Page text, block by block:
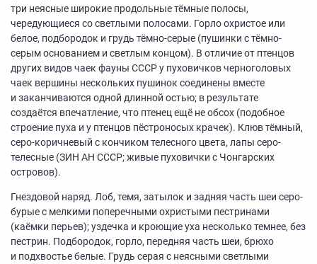
три неясные широкие продольные тёмные полосы,
чередующиеся со светлыми полосами. Горло охристое или
белое, подбородок и грудь тёмно-серые (пушинки с тёмно-
серым основанием и светлым концом). В отличие от птенцов
других видов чаек фауны СССР у пуховичков черноголовых
чаек вершины нескольких пушинок соединены вместе
и заканчиваются одной длинной остью; в результате
создаётся впечатление, что птенец ещё не обсох (подобное
строение пуха и у птенцов пёстроносых крачек). Клюв тёмный,
серо-коричневый с кончиком телесного цвета, лапы серо-
телесные (ЗИН АН СССР; живые пуховички с Чонгарских
островов).
Гнездовой наряд. Лоб, темя, затылок и задняя часть шеи серо-
бурые с мелкими поперечными охристыми пестринами
(каёмки перьев); уздечка и кроющие уха несколько темнее, без
пестрин. Подбородок, горло, передняя часть шеи, брюхо
и подхвостье белые. Грудь серая с неясными светлыми